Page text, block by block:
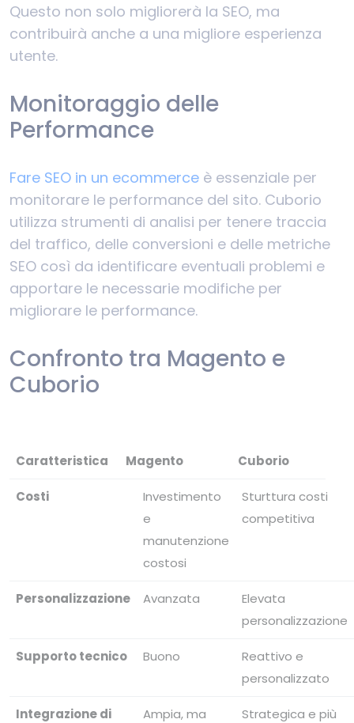
Questo non solo migliorerà la SEO, ma
contribuirà anche a una migliore esperienza
utente.
Monitoraggio delle
Performance
Fare SEO in un ecommerce è essenziale per
monitorare le performance del sito. Cuborio
utilizza strumenti di analisi per tenere traccia
del traffico, delle conversioni e delle metriche
SEO così da identificare eventuali problemi e
apportare le necessarie modifiche per
migliorare le performance.
Confronto tra Magento e
Cuborio
Caratteristica Magento Cuborio
Costi
Investimento
e
manutenzione
costosi
Sturttura costi
competitiva
Personalizzazione Avanzata
Elevata
personalizzazione
Supporto tecnico Buono
Reattivo e
personalizzato
Integrazione di
Ampia, ma
Strategica e più